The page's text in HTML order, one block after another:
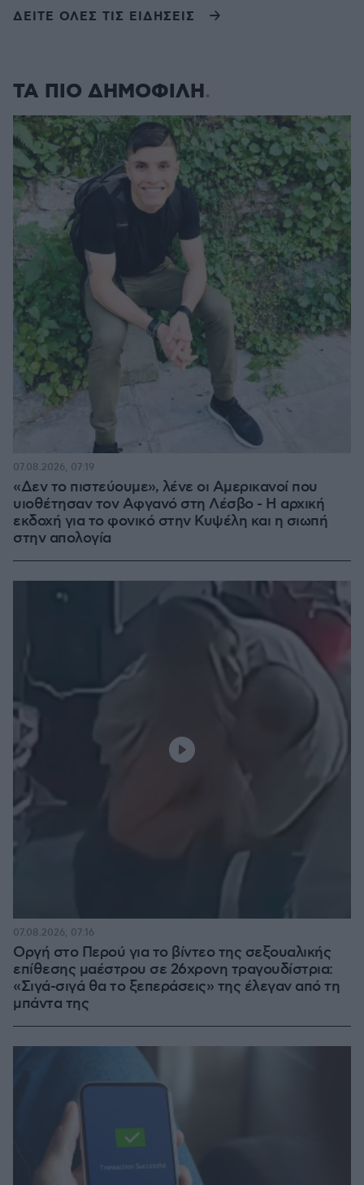
ΔΕΙΤΕ ΟΛΕΣ ΤΙΣ ΕΙΔΗΣΕΙΣ
ΤΑ ΠΙΟ ΔΗΜΟΦΙΛΗ
«Δεν το πιστεύουμε», λένε οι Αμερικανοί που
υιοθέτησαν τον Αφγανό στη Λέσβο - Η αρχική
εκδοχή για το φονικό στην Κυψέλη και η σιωπή
στην απολογία
07.08.2026, 07:19
Οργή στο Περού για το βίντεο της σεξουαλικής
επίθεσης μαέστρου σε 26χρονη τραγουδίστρια:
«Σιγά-σιγά θα το ξεπεράσεις» της έλεγαν από τη
μπάντα της
07.08.2026, 07:16